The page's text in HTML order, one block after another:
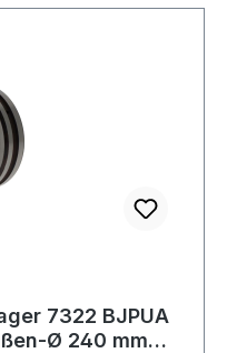
7322 BJPUA
Ø 240 mm